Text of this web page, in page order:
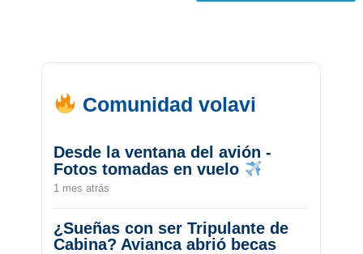
Comunidad volavi
Desde la ventana del avión -
Fotos tomadas en vuelo
1 mes atrás
¿Sueñas con ser Tripulante de
Cabina? Avianca abrió becas